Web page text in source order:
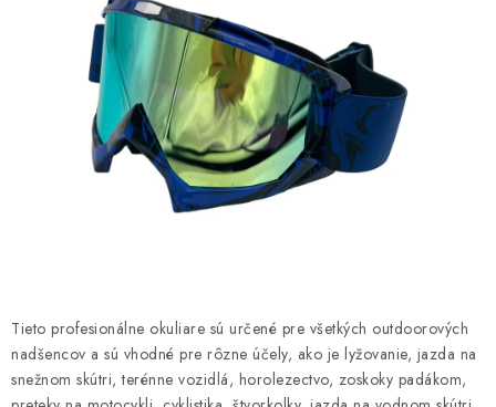
TIP NA DÁRKY
NÁPLNĚ A KAPALINY
NÁHRADNÍ DÍLY
Doprava a platba
Obchodní podmínky
Podmínky ochrany osobních údajů
Návody na montáž
Tieto profesionálne okuliare sú určené pre všetkých outdoorových
nadšencov a sú vhodné pre rôzne účely, ako je lyžovanie, jazda na
snežnom skútri, terénne vozidlá, horolezectvo, zoskoky padákom,